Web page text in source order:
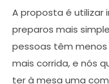
A proposta é utilizar
preparos mais
pessoas têm
mais corrida, e nós
ter à mesa uma